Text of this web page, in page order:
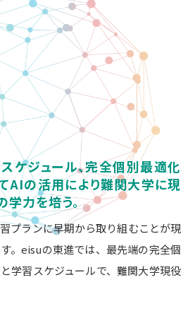
ケジュール、完全個別最適化
てAIの活用により難関大学に現
学力を培う。
プランに早期から取り組むことが現
。eisuの東進では、最先端の完全個
学習スケジュールで、難関大学現役